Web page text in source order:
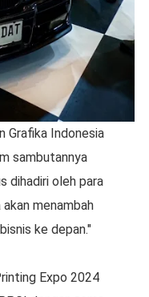
Grafika Indonesia
sambutannya
dihadiri oleh para
menambah
ke depan."
Expo 2024